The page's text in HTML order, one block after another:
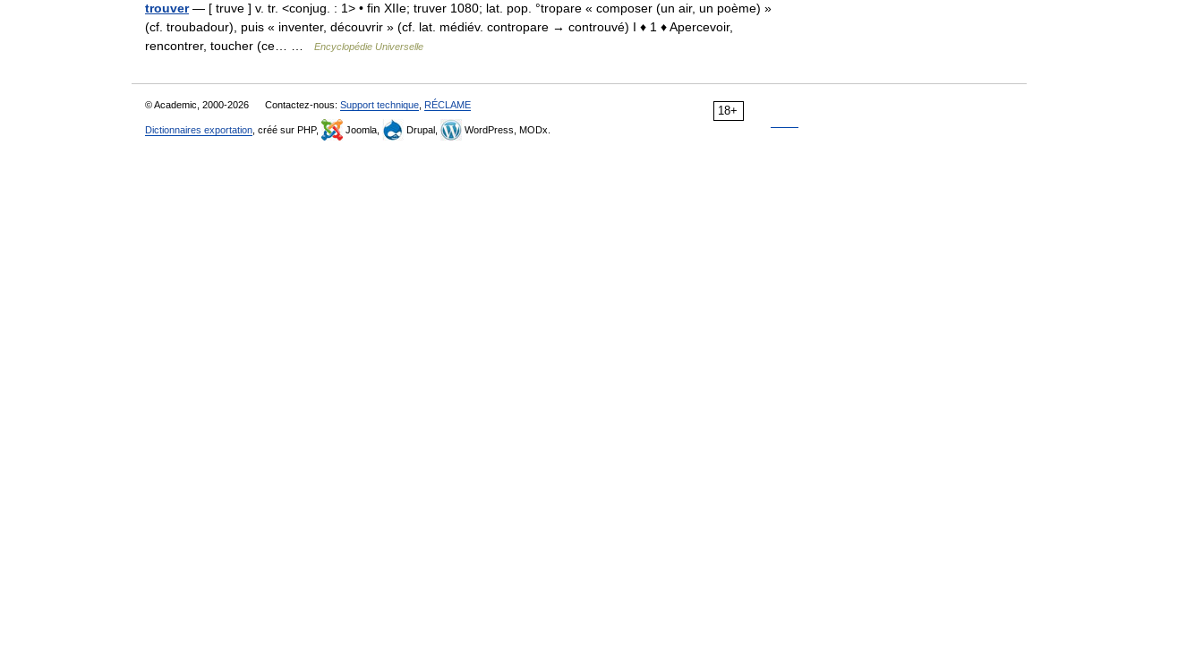
trouver— [ truve ] v. tr. <conjug. : 1> • fin XIIe; truver 1080; lat. pop. °tropare « composer (un air, un poème) »
(cf. troubadour), puis « inventer, découvrir » (cf. lat. médiév. contropare → controuvé) I ♦ 1 ♦ Apercevoir,
rencontrer, toucher (ce… …
Encyclopédie Universelle
18+
© Academic, 2000-2026 Contactez-nous: Support technique RÉCLAME
Dictionnaires exportation , créé sur PHP, Joomla, Drupal, WordPress, MODx.